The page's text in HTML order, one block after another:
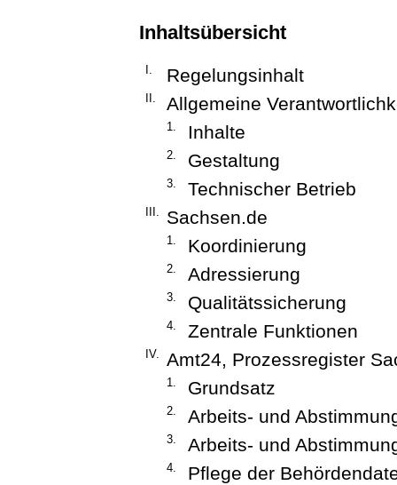
Inhaltsübersicht
I. Regelungsinhalt
II. Allgemeine
1. Inhalte
2. Gestaltung
3. Technischer Betrieb
III. Sachsen.de
1. Koordinierung
2. Adressierung
3. Qualitätssicherung
4. Zentrale Funktionen
IV. Amt24, Prozessregister
1. Grundsatz
2. Arbeits- und
3. Arbeits- und
4.
Pflege der